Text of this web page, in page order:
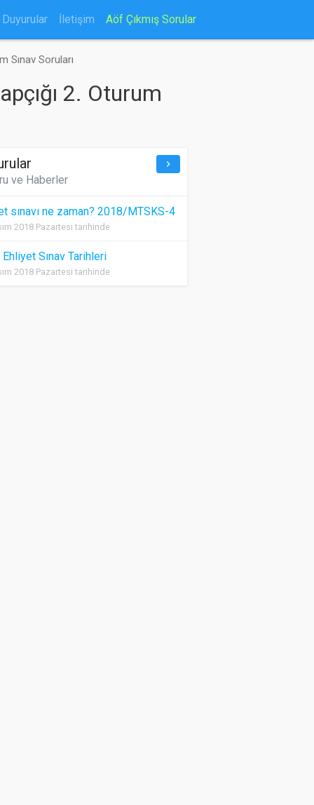
Duyurular İletişim Aöf Çıkmış Sorular
Sınav Soruları
2. Oturum
ve Haberler
keyboard_arrow_right
sınavı ne zaman? 2018/MTSKS-4
2018 Pazartesi tarihinde
Sınav Tarihleri
2018 Pazartesi tarihinde